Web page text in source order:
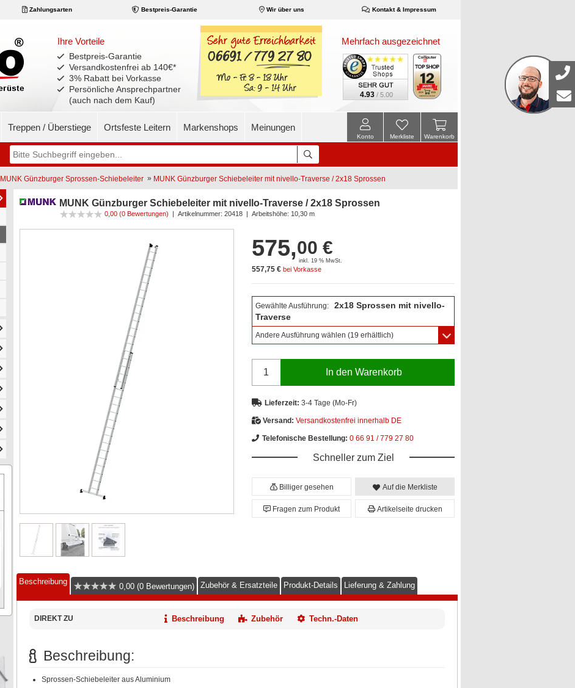
Zahlungsarten Bestpreis-Garantie Wir über uns Kontakt & Impressum
Ihre Vorteile
Bestpreis-Garantie
Versandkostenfrei ab 140€*
3% Rabatt bei Vorkasse
Persönliche Ansprechpartner
(auch nach dem Kauf)
Mehrfach ausgezeichnet
4.93 / 5.00
Treppen / Überstiege Ortsfeste Leitern Markenshops Meinungen
Warenkorb
Merkliste
Konto
MUNK Günzburger Sprossen-Schiebeleiter » MUNK Günzburger Schiebeleiter mit nivello-Traverse / 2x18 Sprossen
MUNK Günzburger Schiebeleiter mit nivello-Traverse / 2x18 Sprossen
0,00 (0 Bewertungen) | Artikelnummer: 20418 | Arbeitshöhe: 10,30 m
575,00 €
inkl. 19 % MwSt.
557,75 € bei Vorkasse
Gewählte Ausführung:
2x18 Sprossen mit nivello-
Traverse
Andere Ausführung wählen (19 erhältlich)
In den Warenkorb
Lieferzeit: 3-4 Tage (Mo-Fr)
Versand: Versandkostenfrei innerhalb DE
Telefonische Bestellung: 0 66 91 / 779 27 80
Schneller zum Ziel
Billiger gesehen Auf die Merkliste
Fragen zum Produkt Artikelseite drucken
Beschreibung
0,00 (0 Bewertungen) Zubehör & Ersatzteile Produkt-Details Lieferung & Zahlung
DIREKT ZU Beschreibung Zubehör Techn.-Daten
Beschreibung:
Sprossen-Schiebeleiter aus Aluminium